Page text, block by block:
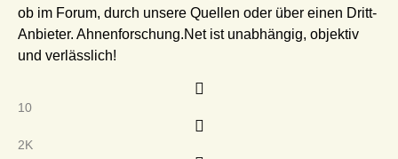
ob im Forum, durch unsere Quellen oder über einen Dritt-
Anbieter. Ahnenforschung.Net ist unabhängig, objektiv
und verlässlich!
10
2K